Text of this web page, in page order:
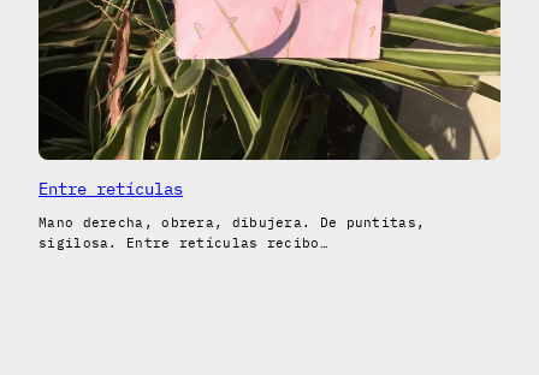
Entre retículas
Mano derecha, obrera, dibujera. De puntitas,
sigilosa. Entre retículas recibo…